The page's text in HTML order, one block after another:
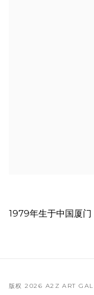
1979年生于中国厦门
版权 2026 A2Z ART